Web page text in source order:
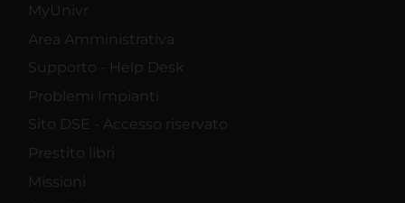
MyUnivr
Area Amministrativa
Supporto - Help Desk
Problemi Impianti
Sito DSE - Accesso riservato
Prestito libri
Missioni